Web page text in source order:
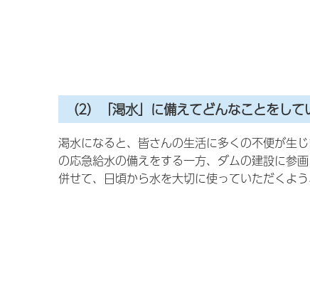
（2）「渇水」に備えてどんなことをして
渇水になると、皆さんの生活に多くの不便が生
の応急給水の備えをする一方、ダムの建設に参
併せて、日頃から水を大切に使っていただくよ